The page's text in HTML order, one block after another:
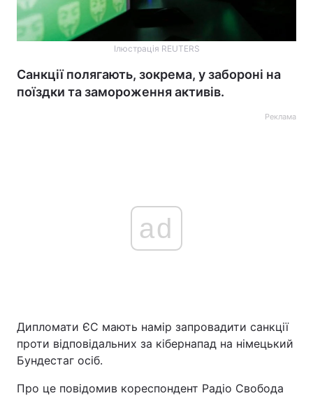
Ілюстрація REUTERS
Санкції полягають, зокрема, у забороні на
поїздки та замороження активів.
Реклама
ad
Дипломати ЄС мають намір запровадити санкції
проти відповідальних за кібернапад на німецький
Бундестаг осіб.
Про це повідомив кореспондент Радіо Свобода